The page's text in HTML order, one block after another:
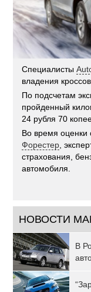
Специалисты
владения
По подсчетам
пройденный
24 рубля 70
Во время оценки
Форестер ,
страхования,
автомобиля.
НОВОСТИ
В